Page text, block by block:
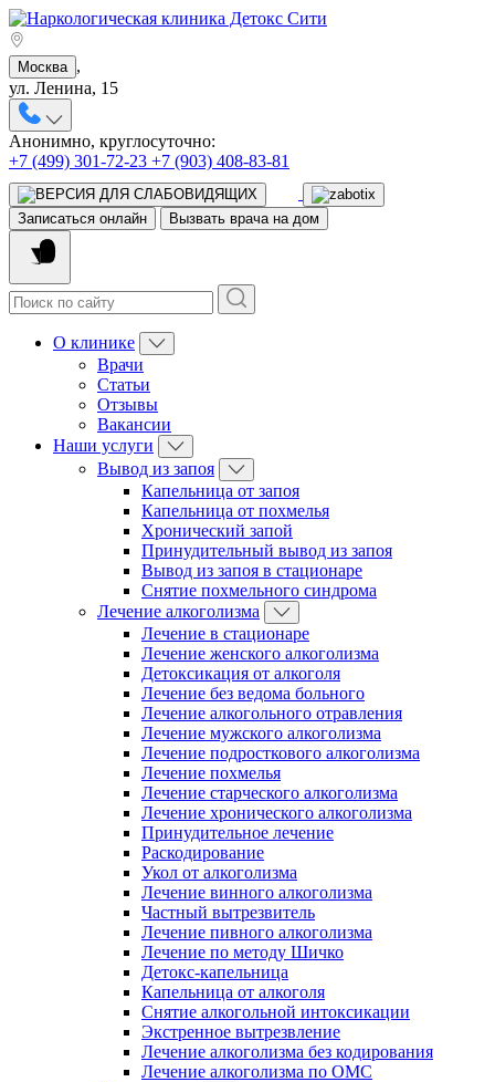
Москва ,
ул. Ленина, 15
Анонимно, круглосуточно:
+7 (499) 301-72-23 +7 (903) 408-83-81
Записаться онлайн Вызвать врача на дом
О клинике
Врачи
Статьи
Отзывы
Вакансии
Наши услуги
Вывод из запоя
Капельница от запоя
Капельница от похмелья
Хронический запой
Принудительный вывод из запоя
Вывод из запоя в стационаре
Снятие похмельного синдрома
Лечение алкоголизма
Лечение в стационаре
Лечение женского алкоголизма
Детоксикация от алкоголя
Лечение без ведома больного
Лечение алкогольного отравления
Лечение мужского алкоголизма
Лечение подросткового алкоголизма
Лечение похмелья
Лечение старческого алкоголизма
Лечение хронического алкоголизма
Принудительное лечение
Раскодирование
Укол от алкоголизма
Лечение винного алкоголизма
Частный вытрезвитель
Лечение пивного алкоголизма
Лечение по методу Шичко
Детокс-капельница
Капельница от алкоголя
Снятие алкогольной интоксикации
Экстренное вытрезвление
Лечение алкоголизма без кодирования
Лечение алкоголизма по ОМС